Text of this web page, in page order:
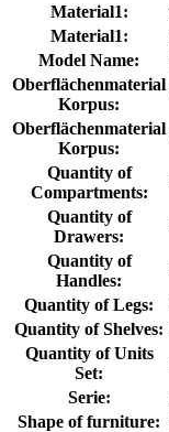
Material1:
Material1:
Model Name:
Oberflächenmaterial
Korpus:
Oberflächenmaterial
Korpus:
Quantity of
Compartments:
Quantity of
Drawers:
Quantity of
Handles:
Quantity of Legs:
Quantity of Shelves:
Quantity of Units
Set:
Serie:
Shape of furniture: